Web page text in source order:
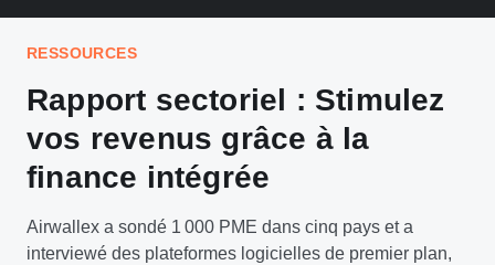
RESSOURCES
Rapport sectoriel : Stimulez
vos revenus grâce à la
finance intégrée
Airwallex a sondé 1 000 PME dans cinq pays et a
interviewé des plateformes logicielles de premier plan,